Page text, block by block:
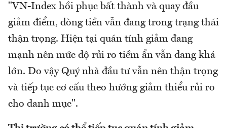
"VN-Index hồi phục bất thành và quay đầu
giảm điểm, dòng tiền vẫn đang trong trạng thái
thận trọng. Hiện tại quán tính giảm đang
mạnh nên mức độ rủi ro tiềm ẩn vẫn đang khá
lớn. Do vậy Quý nhà đầu tư vẫn nên thận trọng
và tiếp tục cơ cấu theo hướng giảm thiểu rủi ro
cho danh mục".